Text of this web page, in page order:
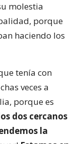
molestia
porque
haciendo los
tenía con
veces a
porque es
dos cercanos
la